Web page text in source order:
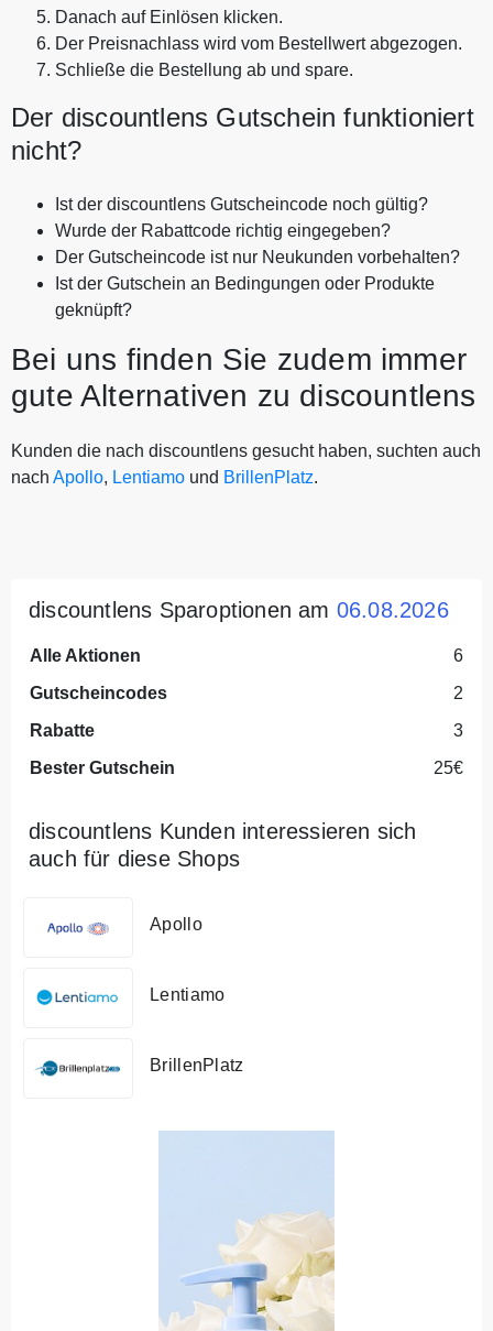
Danach auf Einlösen klicken.
Der Preisnachlass wird vom Bestellwert abgezogen.
Schließe die Bestellung ab und spare.
Der discountlens Gutschein funktioniert
nicht?
Ist der discountlens Gutscheincode noch gültig?
Wurde der Rabattcode richtig eingegeben?
Der Gutscheincode ist nur Neukunden vorbehalten?
Ist der Gutschein an Bedingungen oder Produkte
geknüpft?
Bei uns finden Sie zudem immer
gute Alternativen zu discountlens
Kunden die nach discountlens gesucht haben, suchten auch
nach Apollo, Lentiamo und BrillenPlatz.
discountlens Sparoptionen am 06.08.2026
Alle Aktionen
6
Gutscheincodes
2
Rabatte
3
Bester Gutschein
25€
discountlens Kunden interessieren sich
auch für diese Shops
Apollo
Lentiamo
BrillenPlatz